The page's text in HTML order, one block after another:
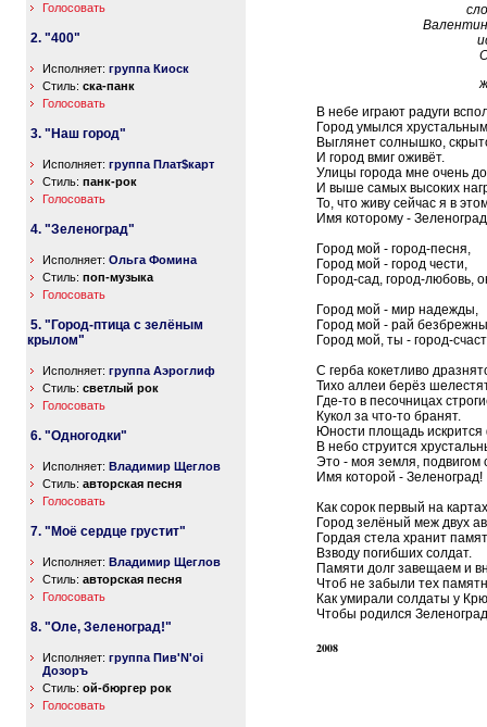
Голосовать
2. "400"
Исполняет: группа Киоск
Стиль: ска-панк
Голосовать
3. "Наш город"
Исполняет: группа Плат$карт
Стиль: панк-рок
Голосовать
4. "Зеленоград"
Исполняет: Ольга Фомина
Стиль: поп-музыка
Голосовать
5. "Город-птица с зелёным
крылом"
Исполняет: группа Аэроглиф
Стиль: светлый рок
Голосовать
6. "Одногодки"
Исполняет: Владимир Щеглов
Стиль: авторская песня
Голосовать
7. "Моё сердце грустит"
Исполняет: Владимир Щеглов
Стиль: авторская песня
Голосовать
8. "Оле, Зеленоград!"
Исполняет: группа Пив'N'oi
Дозоръ
Стиль: ой-бюргер рок
Голосовать
В небе играют радуги
Город умылся
Выглянет солнышко,
И город вмиг оживёт.
Улицы города мне очень
И выше самых высоких
То, что живу сейчас я в
Имя которому -
Город мой - город-песня,
Город мой - город чести,
Город-сад, город-любовь,
Город мой - мир надежды,
Город мой - рай
Город мой, ты - город-
С герба кокетливо
Тихо аллеи берёз
Где-то в песочницах
Кукол за что-то бранят.
Юности площадь
В небо струится
Это - моя земля, подвигом
Имя которой - Зеленоград!
Как сорок первый на
Город зелёный меж двух
Гордая стела хранит
Взводу погибших солдат.
Памяти долг завещаем и
Чтоб не забыли тех
Как умирали солдаты у
Чтобы родился
2008